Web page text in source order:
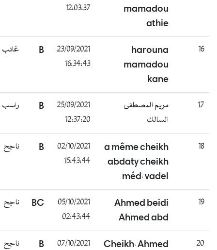
mamadou
athie
12:03:37
16
harouna
mamadou
kane
23/09/2021
16:34:43
B غائب
17
مريم المصطفى
السالك
25/09/2021
12:37:20
B راسب
18
a même cheikh
abdaty cheikh
méd. vadel
02/10/2021
15:43:44
B ناجح
19
Ahmed beidi
Ahmed abd
05/10/2021
02:43:44
BC ناجح
20
Cheikh. Ahmed
07/10/2021
B ناجح